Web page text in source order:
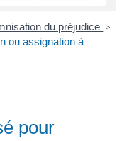
du préjudice >
ou assignation à
pour